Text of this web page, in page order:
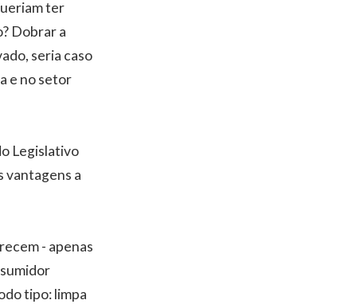
ter
Dobrar a
seria caso
e no setor
Legislativo
vantagens a
- apenas
tipo: limpa